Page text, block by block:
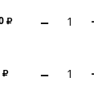
–
–